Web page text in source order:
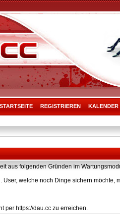
STARTSEITE REGISTRIEREN KALENDER
aus folgenden Gründen im
User, welche noch Dinge sichern
per https://dau.cc zu erreichen.